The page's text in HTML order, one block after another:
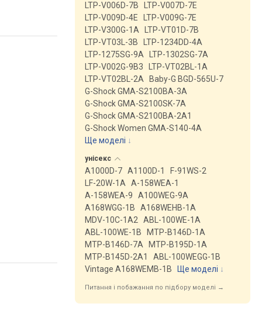
LTP-V006D-7B
LTP-V007D-7E
LTP-V009D-4E
LTP-V009G-7E
LTP-V300G-1A
LTP-VT01D-7B
LTP-VT03L-3B
LTP-1234DD-4A
LTP-1275SG-9A
LTP-1302SG-7A
LTP-V002G-9B3
LTP-VT02BL-1A
LTP-VT02BL-2A
Baby-G BGD-565U-7
G-Shock GMA-S2100BA-3A
G-Shock GMA-S2100SK-7A
G-Shock GMA-S2100BA-2A1
G-Shock Women GMA-S140-4A
Ще моделі ↓
унісекс
A1000D-7 A1100D-1
F-91WS-2
LF-20W-1A
A-158WEA-1
A-158WEA-9
A100WEG-9A
A168WGG-1B
A168WEHB-1A
MDV-10C-1A2
ABL-100WE-1A
ABL-100WE-1B
MTP-B146D-1A
MTP-B146D-7A
MTP-B195D-1A
MTP-B145D-2A1
ABL-100WEGG-1B
Vintage A168WEMB-1B
Ще моделі ↓
Питання і побажання по підбору моделі →